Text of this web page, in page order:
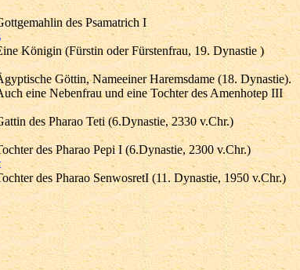
des Psamatrich I
Königin (Fürstin oder Fürstenfrau, 19. Dynastie )
Göttin, Nameeiner Haremsdame (18. Dynastie).
eine Nebenfrau und eine Tochter des Amenhotep III
des Pharao Teti (6.Dynastie, 2330 v.Chr.)
des Pharao Pepi I (6.Dynastie, 2300 v.Chr.)
des Pharao SenwosretI (11. Dynastie, 1950 v.Chr.)